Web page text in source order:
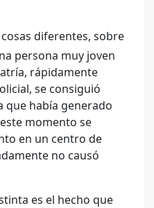
diferentes, sobre
persona muy joven
rápidamente
se consiguió
que había generado
momento se
en un centro de
no causó
es el hecho que